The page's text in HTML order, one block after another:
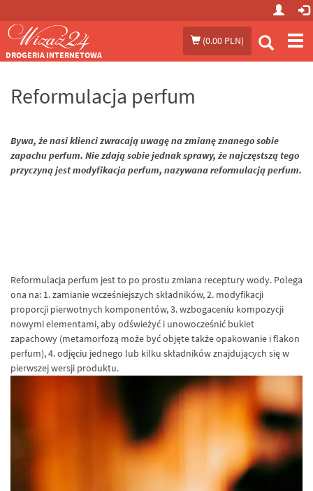
(0.00 PLN)
DROGERIA INTERNETOWA
Reformulacja perfum
Bywa, że nasi klienci zwracają uwagę na zmianę znanego sobie
zapachu perfum. Nie zdają sobie jednak sprawy, że najczęstszą tego
przyczyną jest modyfikacja perfum, nazywana reformulacją perfum.
Reformulacja perfum jest to po prostu zmiana receptury wody. Polega
ona na: 1. zamianie wcześniejszych składników, 2. modyfikacji
proporcji pierwotnych komponentów, 3. wzbogaceniu kompozycji
nowymi elementami, aby odświeżyć i unowocześnić bukiet
zapachowy (metamorfozą może być objęte także opakowanie i flakon
perfum), 4. odjęciu jednego lub kilku składników znajdujących się w
pierwszej wersji produktu.